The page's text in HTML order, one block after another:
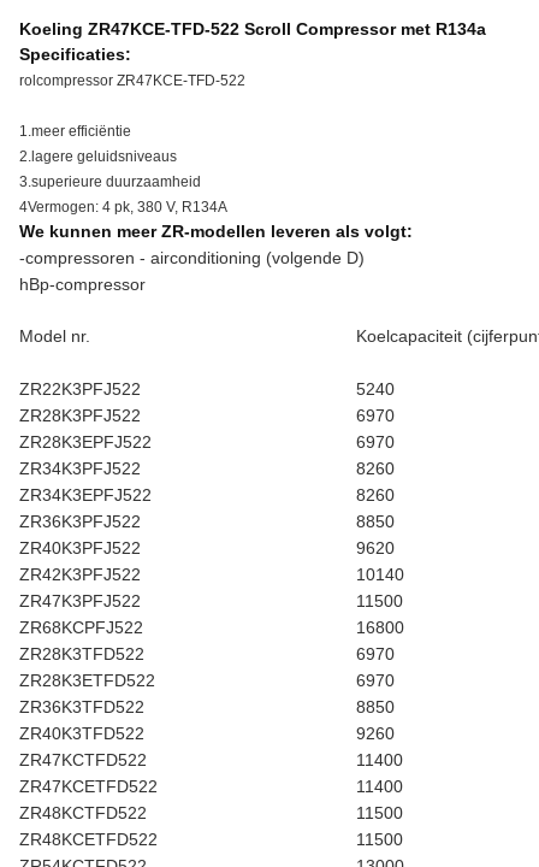
Koeling ZR47KCE-TFD-522 Scroll Compressor met R134a
Specificaties:
rolcompressor ZR47KCE-TFD-522
1.meer efficiëntie
2.lagere geluidsniveaus
3.superieure duurzaamheid
4Vermogen: 4 pk, 380 V, R134A
We kunnen meer ZR-modellen leveren als volgt:
-compressoren - airconditioning (volgende D)
hBp-compressor
Model nr. Koelcapaciteit
ZR22K3PFJ522
5240
ZR28K3PFJ522
6970
ZR28K3EPFJ522
6970
ZR34K3PFJ522
8260
ZR34K3EPFJ522
8260
ZR36K3PFJ522
8850
ZR40K3PFJ522
9620
ZR42K3PFJ522
10140
ZR47K3PFJ522
11500
ZR68KCPFJ522
16800
ZR28K3TFD522
6970
ZR28K3ETFD522
6970
ZR36K3TFD522
8850
ZR40K3TFD522
9260
ZR47KCTFD522
11400
ZR47KCETFD522
11400
ZR48KCTFD522
11500
ZR48KCETFD522
11500